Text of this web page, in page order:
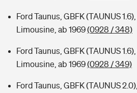
Ford Taunus, GBFK (TAUNUS
Limousine, ab 1969(0928 / 348)
Ford Taunus, GBFK (TAUNUS
Limousine, ab 1969(0928 / 349)
Ford Taunus, GBFK (TAUNUS